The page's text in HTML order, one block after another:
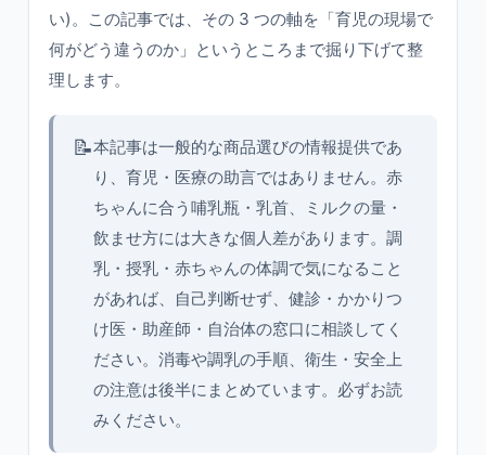
い)。この記事では、その 3 つの軸を「育児の現場で
何がどう違うのか」というところまで掘り下げて整
理します。
📝本記事は一般的な商品選びの情報提供であ
り、育児・医療の助言ではありません。赤
ちゃんに合う哺乳瓶・乳首、ミルクの量・
飲ませ方には大きな個人差があります。調
乳・授乳・赤ちゃんの体調で気になること
があれば、自己判断せず、健診・かかりつ
け医・助産師・自治体の窓口に相談してく
ださい。消毒や調乳の手順、衛生・安全上
の注意は後半にまとめています。必ずお読
みください。